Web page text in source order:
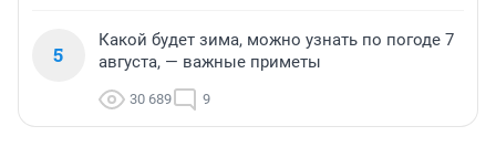
5
Какой будет зима, можно узнать по погоде 7
августа, — важные приметы
30 689 9